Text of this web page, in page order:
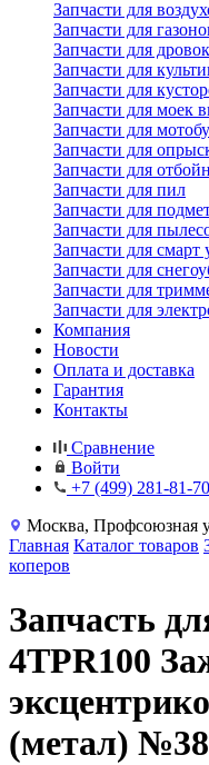
Запчасти для
Запчасти для
Запчасти для
Запчасти для
Запчасти для
Запчасти для моек
Запчасти для
Запчасти для
Запчасти для
Запчасти для пил
Запчасти для
Запчасти для
Запчасти для смарт
Запчасти для
Запчасти для
Запчасти для
Компания
Новости
Оплата и доставка
Гарантия
Контакты
Сравнение
Войти
+7 (499) 281-81-70
Москва, Профсоюзная
Главная Каталог товаров
коперов
Запчасть
4TPR100
(метал) №38